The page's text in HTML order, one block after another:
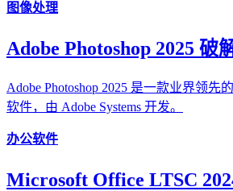
图像处理
Adobe Photoshop 2025 破
Adobe Photoshop 2025 是一款业界领先
软件，由 Adobe Systems 开发。
办公软件
Microsoft Office LTSC